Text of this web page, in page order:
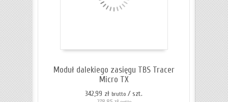
Moduł dalekiego zasięgu TBS Tracer
Micro TX
342,99 zł brutto / szt.